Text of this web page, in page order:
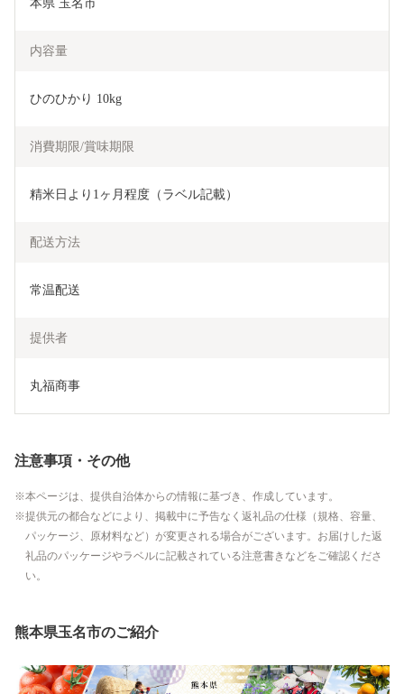
本県 玉名市
内容量
ひのひかり 10kg
消費期限/賞味期限
精米日より1ヶ月程度（ラベル記載）
配送方法
常温配送
提供者
丸福商事
注意事項・その他
本ページは、提供自治体からの情報に基づき、作成しています。
提供元の都合などにより、掲載中に予告なく返礼品の仕様（規格、容量、
パッケージ、原材料など）が変更される場合がございます。お届けした返
礼品のパッケージやラベルに記載されている注意書きなどをご確認くださ
い。
熊本県玉名市のご紹介